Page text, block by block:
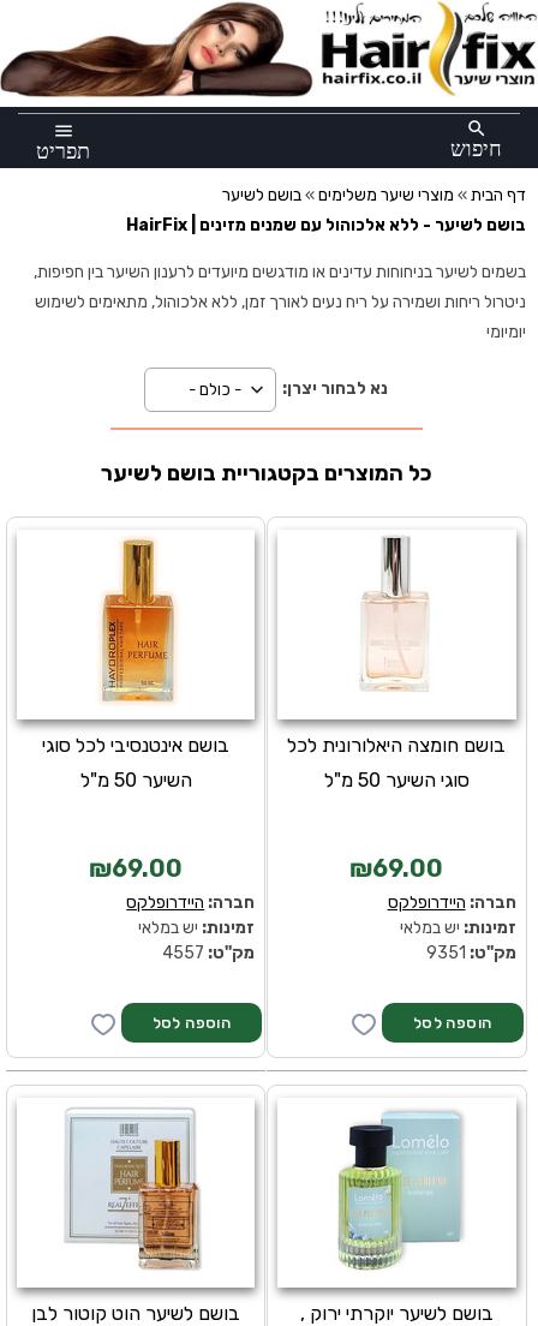
menu
תפריט
search
חיפוש
דף הבית» מוצרי שיער משלימים»בושם לשיער
בושם לשיער - ללא אלכוהול עם שמנים מזינים | HairFix
בשמים לשיער בניחוחות עדינים או מודגשים מיועדים לרענון השיער בין חפיפות,
ניטרול ריחות ושמירה על ריח נעים לאורך זמן, ללא אלכוהול, מתאימים לשימוש
יומיומי
נא לבחור יצרן:
כל המוצרים בקטגוריית בושם לשיער
בושם אינטנסיבי לכל סוגי
השיער 50 מ"ל
₪69.00
חברה: היידרופלקס
זמינות: יש במלאי
מק''ט:
בושם חומצה היאלורונית לכל
סוגי השיער 50 מ"ל
₪69.00
חברה: היידרופלקס
זמינות: יש במלאי
מק''ט:
בושם לשיער הוט קוטור לבן
בושם לשיער יוקרתי ירוק ,
×